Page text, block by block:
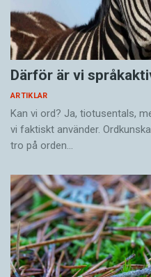
Därför är vi
ARTIKLAR
Kan vi ord? Ja, tiotusentals,
vi faktiskt använder.
tro på orden…